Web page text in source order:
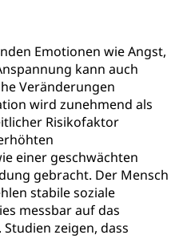
Emotionen wie Angst,
kann auch
Veränderungen
wird zunehmend als
Risikofaktor
einer geschwächten
gebracht. Der Mensch
stabile soziale
messbar auf das
zeigen, dass